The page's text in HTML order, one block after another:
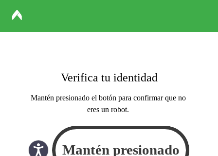
Verifica tu identidad
Mantén presionado el botón para confirmar que no
eres un robot.